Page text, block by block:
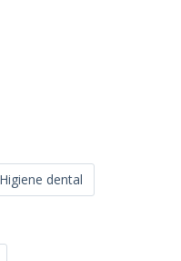
Higiene dental